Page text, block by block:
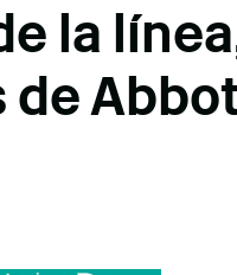
la
de